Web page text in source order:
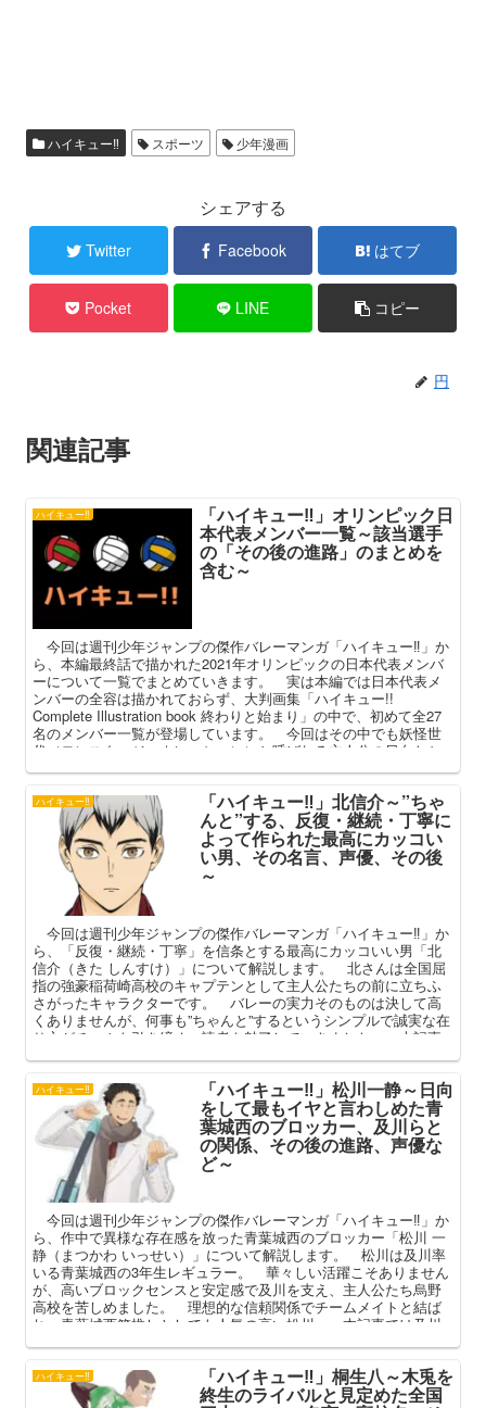
ハイキュー‼ スポーツ 少年漫画
シェアする
Twitter Facebook はてブ
Pocket LINE コピー
円
関連記事
ハイキュー‼ 「ハイキュー‼」オリンピック日
本代表メンバー一覧～該当選手
の「その後の進路」のまとめを
含む～
今回は週刊少年ジャンプの傑作バレーマンガ「ハイキュー‼」か
ら、本編最終話で描かれた2021年オリンピックの日本代表メンバ
ーについて一覧でまとめていきます。 実は本編では日本代表メ
ンバーの全容は描かれておらず、大判画集「ハイキュー!!
Complete Illustration book 終わりと始まり」の中で、初めて全27
名のメンバー一覧が登場しています。 今回はその中でも妖怪世
代（モンスタージェネレーション）と呼ばれる主人公の日向たち
ハイキュー‼ 「ハイキュー‼」北信介～”ちゃ
んと”する、反復・継続・丁寧に
よって作られた最高にカッコい
い男、その名言、声優、その後
～
今回は週刊少年ジャンプの傑作バレーマンガ「ハイキュー‼」か
ら、「反復・継続・丁寧」を信条とする最高にカッコいい男「北
信介（きた しんすけ）」について解説します。 北さんは全国屈
指の強豪稲荷崎高校のキャプテンとして主人公たちの前に立ちふ
さがったキャラクターです。 バレーの実力そのものは決して高
くありませんが、何事も”ちゃんと”するというシンプルで誠実な在
り方がチームを引き締め、読者を魅了していきました。 本記事
ハイキュー‼ 「ハイキュー‼」松川一静～日向
をして最もイヤと言わしめた青
葉城西のブロッカー、及川らと
の関係、その後の進路、声優な
ど～
今回は週刊少年ジャンプの傑作バレーマンガ「ハイキュー‼」か
ら、作中で異様な存在感を放った青葉城西のブロッカー「松川 一
静（まつかわ いっせい）」について解説します。 松川は及川率
いる青葉城西の3年生レギュラー。 華々しい活躍こそありません
が、高いブロックセンスと安定感で及川を支え、主人公たち烏野
高校を苦しめました。 理想的な信頼関係でチームメイトと結ば
れ、青葉城西箱推しとしても人気の高い松川。 本記事では及川
ハイキュー‼ 「ハイキュー‼」桐生八～木兎を
終生のライバルと見定めた全国